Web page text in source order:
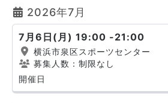
2026年7月
7月6日(月) 19:00 -21:00
横浜市泉区スポーツセンター
募集人数：制限なし
開催日